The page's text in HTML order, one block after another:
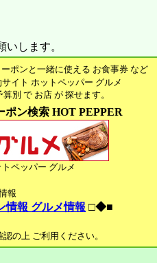
いします。
ポンと一緒に使える お食事券 など
イト ホットペッパー グルメ
別 で お店 が 探せます。
ポン検索 HOT PEPPER
ペッパー グルメ
報
情報 グルメ情報 □◆■
の上 ご利用ください。